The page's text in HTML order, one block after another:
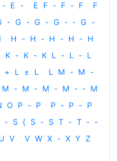
- E - E F - F - F
F
- G - G - G - ‐ G -
H - H - H - H - H
K - K - K L - L - L
+ L ± L L M - M -
M - M - M - M - ‐ M
O P - P P - P - P
- S { S - S T - T ‐ -
V V W X - X Y Z